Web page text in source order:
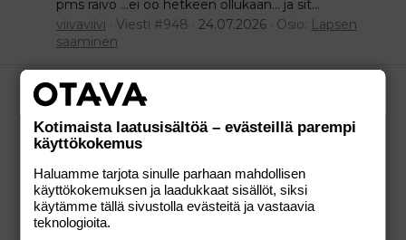
pms raivo ...ei oo hetkeen ollukaan... ja sit...
viivaviivi
Viesti #948 24.07.2026 Osio: Lapsen
saaminen
Haaveena vauva 2027
Dpo 8 ja ei mitää oireita. Tulin vaan epätoivo
toivomaan tänne että voi että kun tulis haamu parin
päivän päästä😬😪😇😇 jotenkin erikoisesti toivon nyt
plussien muodostumisesta videoita .....paljo pyörii
päässä kuten eträ miksi tämä ei nyt omnistu enää?
viivaviivi
Viesti #919 22.07.2026 Osio:Lapsen
saaminen
Kotimaista laatusisältöä – evästeillä parempi
käyttökokemus
Haluamme tarjota sinulle parhaan mahdollisen
käyttökokemuksen ja laadukkaat sisällöt, siksi
käytämme tällä sivustolla evästeitä ja vastaavia
teknologioita.